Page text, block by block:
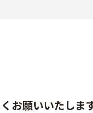
お願いいたしま